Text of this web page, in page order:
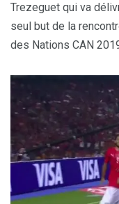
Trezeguet qui va
seul but de la
des Nations CAN